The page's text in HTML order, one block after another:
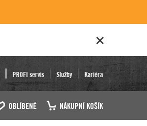
PROFI servis Služby Kariéra
OBLÍBENÉ NÁKUPNÍ KOŠÍK